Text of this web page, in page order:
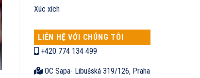
Xúc xích
LIÊN HỆ VỚI CHÚNG TÔI
+420 774 134 499
OC Sapa- Libušská 319/126, Praha